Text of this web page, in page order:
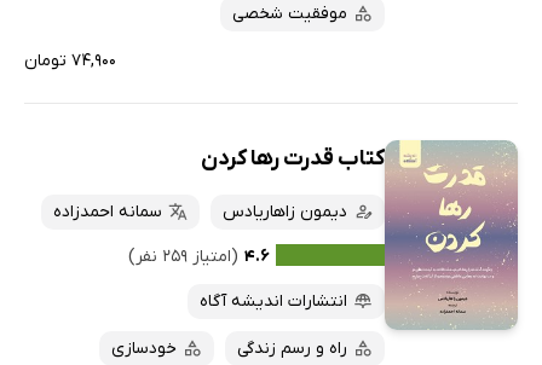
موفقیت شخصی
۷۴,۹۰۰ تومان
کتاب قدرت رها کردن
دیمون زاهاریادس
سمانه احمدزاده
۴.۶ (امتیاز ۲۵۹ نفر)
انتشارات اندیشه آگاه
راه و رسم زندگی خودسازی